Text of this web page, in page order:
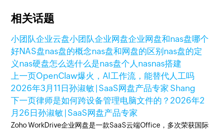
相关话题
小团队企业云盘小团队企业网盘企业网盘和nas盘哪个
好NAS盘nas盘的概念nas盘和网盘的区别 nas盘的定
义 nas硬盘怎么选什么是nas盘个人nasnas搭建
上一页OpenClaw爆火，AI工作流，能替代人工吗
2026年3月11日孙淑敏 | SaaS网盘产品专家 Shang
下一页律师是如何跨设备管理电脑文件的？2026年2
月26日孙淑敏 | SaaS网盘产品专家
Zoho WorkDrive企业网盘是一款SaaS云端Office，多次荣获国际